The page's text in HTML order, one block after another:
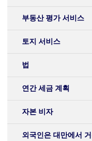
부동산 평가 서비스
토지 서비스
법
연간 세금 계획
자본 비자
외국인은 대만에서